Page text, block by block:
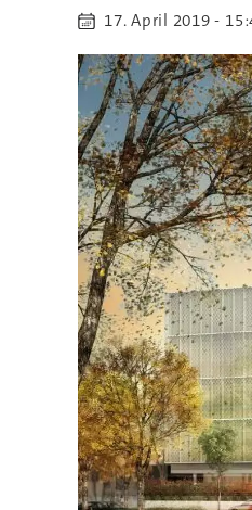
17. April 2019 -